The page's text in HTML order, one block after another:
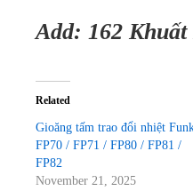
Add: 162
Related
Gioăng tấm trao đổi nhiệt
FP70 / FP71 / FP80 / FP81 /
FP82
November 21, 2025